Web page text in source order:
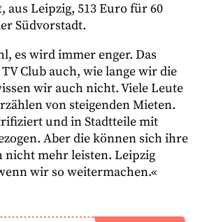
aus Leipzig, 513 Euro für 60
Südvorstadt.
es wird immer enger. Das
Club auch, wie lange wir die
wir auch nicht. Viele Leute
von steigenden Mieten.
und in Stadtteile mit
Aber die können sich ihre
nicht mehr leisten. Leipzig
wir so weitermachen.«